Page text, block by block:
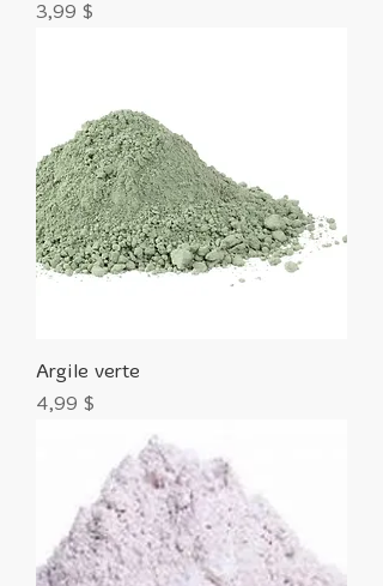
Prix
3,99 $
Argile verte
Prix
4,99 $